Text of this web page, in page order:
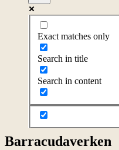
Exact matches only
Search in title
Search in content
Barracudaverken